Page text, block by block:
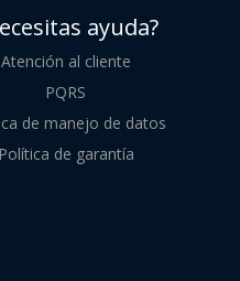
ayuda?
Atención al cliente
PQRS
de manejo de datos
Política de garantía